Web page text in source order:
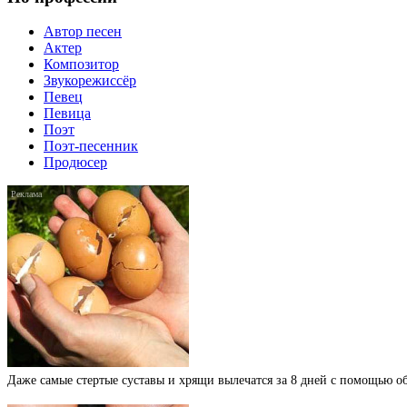
Автор песен
Актер
Композитор
Звукорежиссёр
Певец
Певица
Поэт
Поэт-песенник
Продюсер
Даже самые стертые суставы и хрящи вылечатся за 8 дней с помощью